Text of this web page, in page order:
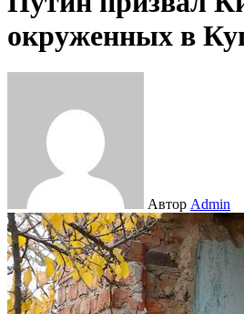
окруженных в
Автор Admin